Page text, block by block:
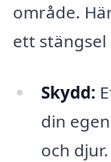
område.
ett
Skydd:
din
och djur.